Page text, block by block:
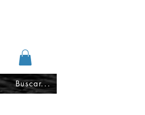
Buscar...